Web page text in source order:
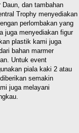
dan tambahan
Trophy menyediakan
perlombakan yang
juga menyediakan figur
plastik kami juga
bahan marmer
Untuk event
piala kaki 2 atau
semakin
juga melayani